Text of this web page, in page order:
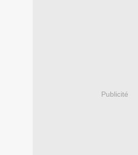
Publicité